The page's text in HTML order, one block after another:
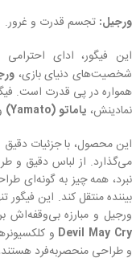
ورجیل: تجسم قدرت و غرور.
این فیگور، ادای
شخصیت‌های دنیای بازی،
همواره در پی قدرت است.
نمادینش، یاماتو (Yamato)
این محصول، با جزئیات دقیق
می‌گذارد. از لباس دقیق و
نبرد، همه چیز به
بیننده منتقل کند. این
ورجیل و مبارزه بی‌وقفه‌اش
Devil May Cry و
و طراحی منحصربه‌فرد